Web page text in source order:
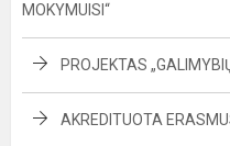
MOKYMUISI“
PROJEKTAS
AKREDITUOTA